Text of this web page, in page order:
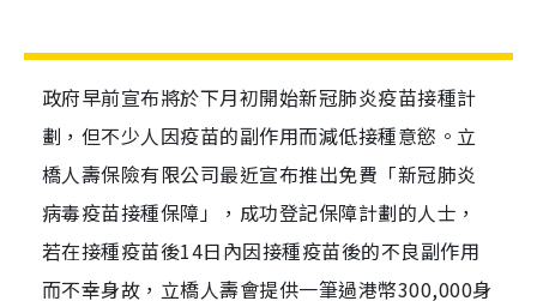
政府早前宣布將於下月初開始新冠肺炎疫苗接種計
劃，但不少人因疫苗的副作用而減低接種意慾。立
橋人壽保險有限公司最近宣布推出免費「新冠肺炎
病毒疫苗接種保障」，成功登記保障計劃的人士，
若在接種疫苗後14日內因接種疫苗後的不良副作用
而不幸身故，立橋人壽會提供一筆過港幣300,000身